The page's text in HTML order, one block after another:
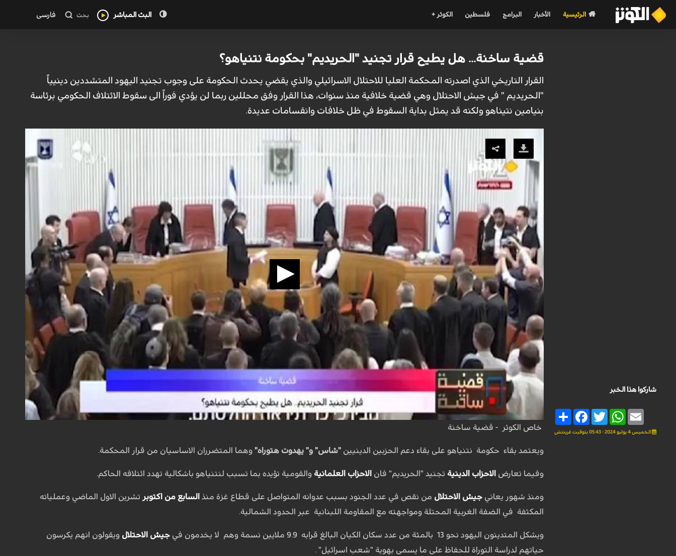
الرئيسية الأخبار البرامج فلسطين الكوثر + البث المباشر بحث فارسی
شاركوا هذا الخبر
Share
FacebookTwitter
WhatsAppEmail
الخميس 4 يوليو 2024 - 05:43 بتوقيت غرينتش
قضية ساخنة... هل يطيح قرار تجنيد "الحريديم" بحكومة نتنياهو؟
القرار التاريخي الذي اصدرته المحكمة العليا للاحتلال الاسرائيلي والذي يقضي يحدث الحكومة على وجوب تجنيد اليهود المتشددين دينيياً
"الحريديم " في جيش الاحتلال وهي قضية خلافية منذ سنوات، هذا القرار وفق محللين ربما لن يؤدي فوراً الى سقوط الائتلاف الحكومي برئاسة
بنيامين نتيناهو ولكنه قد يمثل بداية السقوط في ظل خلافات وانقسامات عديدة.
خاص الكوثر - قضية ساخنة
ويعتمد بقاء حكومة نتنياهو على بقاء دعم الحزبين الدينيين "شاس" و" يهدوت هتوراه"وهما المتضرران الاساسيان من قرار المحكمة.
وفيما تعارض الاحزاب الدينية تجنيد "الحريديم" فان الاحزاب العلمانية والقومية تؤيده بما تسبب لنتنياهو باشكالية تهدد ائتلافه الحاكم.
ومنذ شهور يعاني جيش الاحتلال من نقص في عدد الجنود بسبب عدوانه المتواصل على قطاع غزة منذ السابع من اكتوبر تشرين الاول الماضي وعملياته
المكثفة في الضفة الغربية المحتلة ومواجهته مع المقاومة اللبنانية عبر الحدود الشمالية.
ويشكل المتدينون اليهود نحو 13 بالمئة من عدد سكان الكيان البالغ قرابه 9.9 ملايين نسمة وهم لا يخدمون في جيش الاحتلال ويقولون انهم يكرسون
حياتهم لدراسة التوراة للحفاظ على ما يسمى بهوية "شعب اسرائيل" .